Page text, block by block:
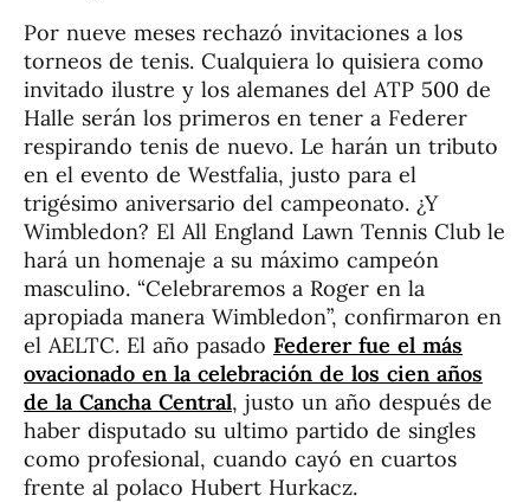
Por nueve meses rechazó invitaciones a los
torneos de tenis. Cualquiera lo quisiera como
invitado ilustre y los alemanes del ATP 500 de
Halle serán los primeros en tener a Federer
respirando tenis de nuevo. Le harán un tributo
en el evento de Westfalia, justo para el
trigésimo aniversario del campeonato. ¿Y
Wimbledon? El All England Lawn Tennis Club le
hará un homenaje a su máximo campeón
masculino. “Celebraremos a Roger en la
apropiada manera Wimbledon”, confirmaron en
el AELTC. El año pasado Federer fue el más
ovacionado en la celebración de los cien años
de la Cancha Central, justo un año después de
haber disputado su ultimo partido de singles
como profesional, cuando cayó en cuartos
frente al polaco Hubert Hurkacz.